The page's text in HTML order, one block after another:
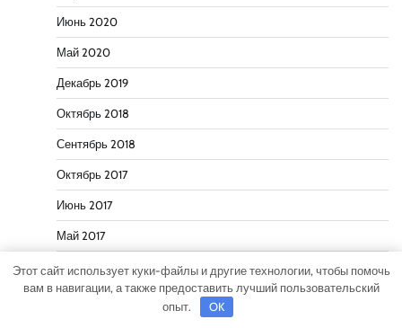
Июнь 2020
Май 2020
Декабрь 2019
Октябрь 2018
Сентябрь 2018
Октябрь 2017
Июнь 2017
Май 2017
Март 2017
Февраль 2017
Этот сайт использует куки-файлы и другие технологии, чтобы помочь
вам в навигации, а также предоставить лучший пользовательский
опыт.
OK